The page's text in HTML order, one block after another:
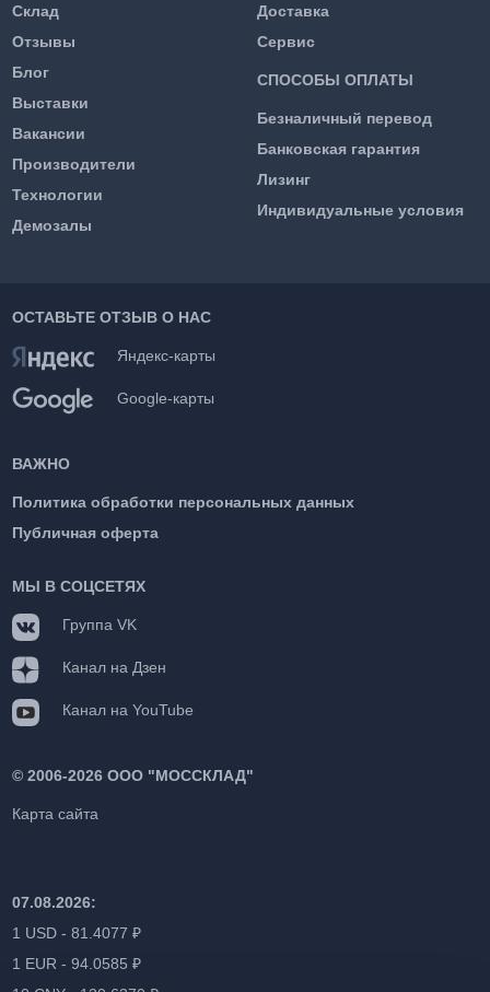
Склад
Отзывы
Блог
Выставки
Вакансии
Производители
Технологии
Демозалы
Доставка
Сервис
СПОСОБЫ ОПЛАТЫ
Безналичный перевод
Банковская гарантия
Лизинг
Индивидуальные условия
ОСТАВЬТЕ ОТЗЫВ О НАС
Яндекс-карты
Google-карты
ВАЖНО
Политика обработки персональных данных
Публичная оферта
МЫ В СОЦСЕТЯХ
Группа VK
Канал на Дзен
Канал на YouTube
©2006-2026 ООО "МОССКЛАД"
Карта сайта
07.08.2026:
1 USD - 81.4077 ₽
1 EUR - 94.0585 ₽